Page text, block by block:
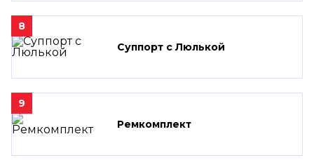
8
Суппорт с Люлькой
9
Ремкомплект